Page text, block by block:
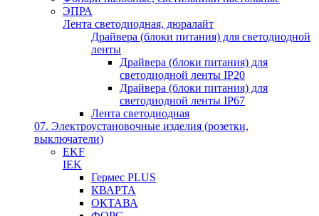
ЭПРА
Лента светодиодная, дюралайт
Драйвера (блоки питания) для светодиодной
ленты
Драйвера (блоки питания) для
светодиодной ленты IP20
Драйвера (блоки питания) для
светодиодной ленты IP67
Лента светодиодная
07. Электроустановочные изделия (розетки,
выключатели)
EKF
IEK
Гермес PLUS
КВАРТА
ОКТАВА